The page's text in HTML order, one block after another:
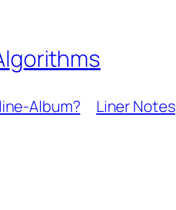
Album? Liner Notes